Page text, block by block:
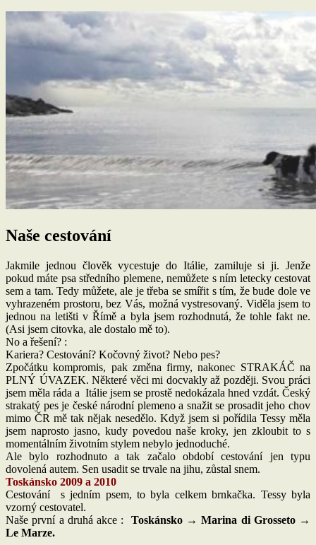
Naše cestování
Jakmile jednou člověk vycestuje do Itálie, zamiluje si ji. Jenže
pokud máte psa středního plemene, nemůžete s ním letecky cestovat
sem a tam. Tedy můžete, ale je třeba se smířit s tím, že bude dole ve
vyhrazeném prostoru, bez Vás, možná vystresovaný. Viděla jsem to
jednou na letišti v Římě a byla jsem rozhodnutá, že tohle fakt ne.
(Asi jsem citovka, ale dostalo mě to).
No a řešení? :
Kariera? Cestování? Kočovný život? Nebo pes?
Zpočátku kompromis, pak změna firmy, nakonec STRAKÁČ na
PLNÝ ÚVAZEK. Některé věci mi docvakly až později. Svou práci
jsem měla ráda a Itálie jsem se prostě nedokázala hned vzdát. Český
strakatý pes je české národní plemeno a snažit se prosadit jeho chov
mimo ČR mě tak nějak nesedělo. Když jsem si pořídila Tessy měla
jsem naprosto jasno, kudy povedou naše kroky, jen zkloubit to s
momentálním životním stylem nebylo jednoduché.
Ale bylo rozhodnuto a tak začalo období cestování jen typu
dovolená autem. Sen usadit se trvale na jihu, zůstal snem.
Toskánsko 2009 a 2010
Cestování s jedním psem, to byla celkem brnkačka. Tessy byla
vzorný cestovatel.
Naše první a druhá akce : Toskánsko →Marina di Grosseto →
Le Marze.